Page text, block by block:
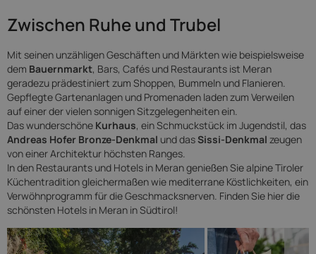
Zwischen Ruhe und Trubel
Mit seinen unzähligen Geschäften und Märkten wie beispielsweise
dem Bauernmarkt, Bars, Cafés und Restaurants ist Meran
geradezu prädestiniert zum Shoppen, Bummeln und Flanieren.
Gepflegte Gartenanlagen und Promenaden laden zum Verweilen
auf einer der vielen sonnigen Sitzgelegenheiten ein.
Das wunderschöne Kurhaus, ein Schmuckstück im Jugendstil, das
Andreas Hofer Bronze-Denkmal und dasSissi-Denkmal zeugen
von einer Architektur höchsten Ranges.
In den Restaurants und Hotels in Meran genießen Sie alpine Tiroler
Küchentradition gleichermaßen wie mediterrane Köstlichkeiten, ein
Verwöhnprogramm für die Geschmacksnerven. Finden Sie hier die
schönsten Hotels in Meran in Südtirol!